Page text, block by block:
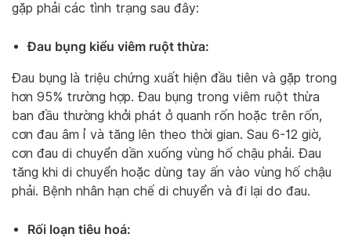
gặp phải các tình trạng sau đây:
Đau bụng kiểu viêm ruột thừa:
Đau bụng là triệu chứng xuất hiện đầu tiên và gặp trong
hơn 95% trường hợp. Đau bụng trong viêm ruột thừa
ban đầu thường khởi phát ở quanh rốn hoặc trên rốn,
cơn đau âm ỉ và tăng lên theo thời gian. Sau 6-12 giờ,
cơn đau di chuyển dần xuống vùng hố chậu phải. Đau
tăng khi di chuyển hoặc dùng tay ấn vào vùng hố chậu
phải. Bệnh nhân hạn chế di chuyển và đi lại do đau.
Rối loạn tiêu hoá: